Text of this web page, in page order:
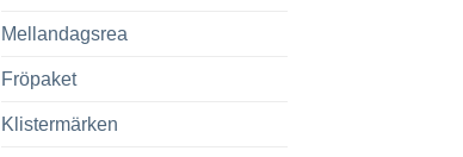
Mellandagsrea
Fröpaket
Klistermärken